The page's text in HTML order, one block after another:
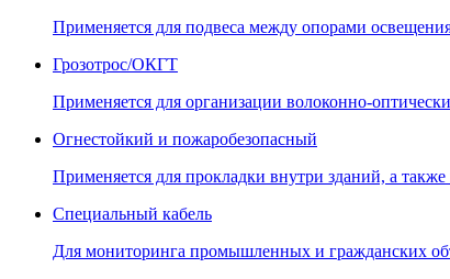
Применяется для подвеса между опорами
Грозотрос/ОКГТ
Применяется для организации волоконно-
Огнестойкий и пожаробезопасный
Применяется для прокладки внутри зданий, а также
Специальный кабель
Для мониторинга промышленных и гражданских